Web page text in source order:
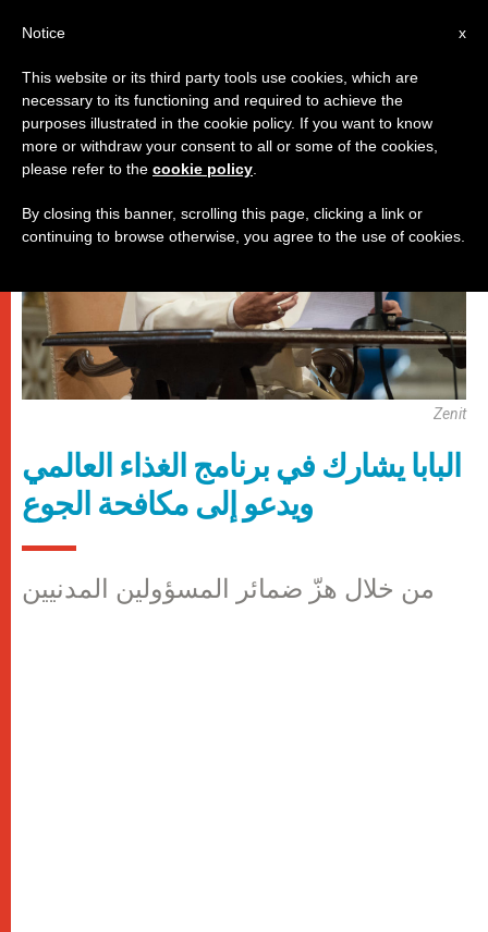
باباوات,كنيسة محليّة
Zenit
البابا يشارك في برنامج الغذاء العالمي
ويدعو إلى مكافحة الجوع
من خلال هزّ ضمائر المسؤولين المدنيين
x
Notice
This website or its third party tools use cookies, which are
necessary to its functioning and required to achieve the
purposes illustrated in the cookie policy. If you want to know
more or withdraw your consent to all or some of the cookies,
please refer to the cookie policy
By closing this banner, scrolling this page, clicking a link or
continuing to browse otherwise, you agree to the use of cookies.